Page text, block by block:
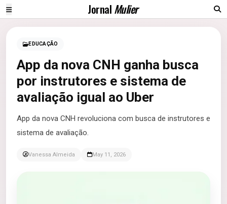
JornalMulier
EDUCAÇÃO
App da nova CNH ganha busca
por instrutores e sistema de
avaliação igual ao Uber
App da nova CNH revoluciona com busca de instrutores e
sistema de avaliação.
Vanessa Almeida May 11, 2026